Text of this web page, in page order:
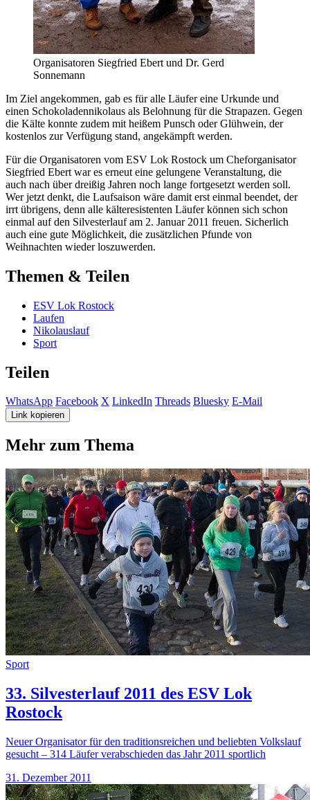
Organisatoren Siegfried Ebert und Dr. Gerd
Sonnemann
Im Ziel angekommen, gab es für alle Läufer eine Urkunde und
einen Schokoladennikolaus als Belohnung für die Strapazen. Gegen
die Kälte konnte zudem mit heißem Punsch oder Glühwein, der
kostenlos zur Verfügung stand, angekämpft werden.
Für die Organisatoren vom ESV Lok Rostock um Cheforganisator
Siegfried Ebert war es erneut eine gelungene Veranstaltung, die
auch nach über dreißig Jahren noch lange fortgesetzt werden soll.
Wer jetzt denkt, die Laufsaison wäre damit erst einmal beendet, der
irrt übrigens, denn alle kälteresistenten Läufer können sich schon
einmal auf den Silvesterlauf am 2. Januar 2011 freuen. Sicherlich
auch eine gute Möglichkeit, die zusätzlichen Pfunde von
Weihnachten wieder loszuwerden.
Themen & Teilen
ESV Lok Rostock
Laufen
Nikolauslauf
Sport
Teilen
WhatsApp Facebook X LinkedIn Threads Bluesky E-Mail
Link kopieren
Mehr zum Thema
Sport
33. Silvesterlauf 2011 des ESV Lok
Rostock
Neuer Organisator für den traditionsreichen und beliebten Volkslauf
gesucht – 314 Läufer verabschieden das Jahr 2011 sportlich
31. Dezember 2011